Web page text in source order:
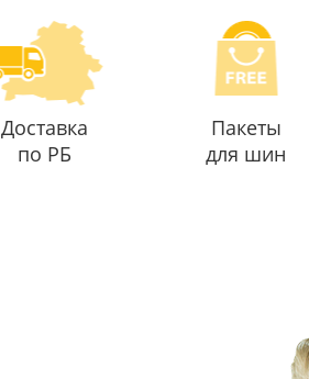
Доставка
по РБ
Пакеты
для шин